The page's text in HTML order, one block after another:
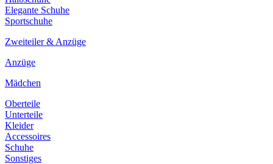
Elegante Schuhe
Sportschuhe
Zweiteiler & Anzüge
Anzüge
Mädchen
Oberteile
Unterteile
Kleider
Accessoires
Schuhe
Sonstiges